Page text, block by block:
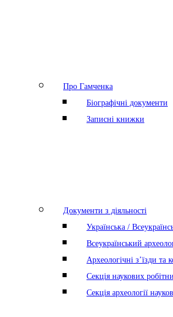
Про Гамченка
Біографічні документи
Записні книжки
Документи з діяльності
Українська /
Всеукраїнський
Археологічні з’їзди та
Секція наукових
Секція археології